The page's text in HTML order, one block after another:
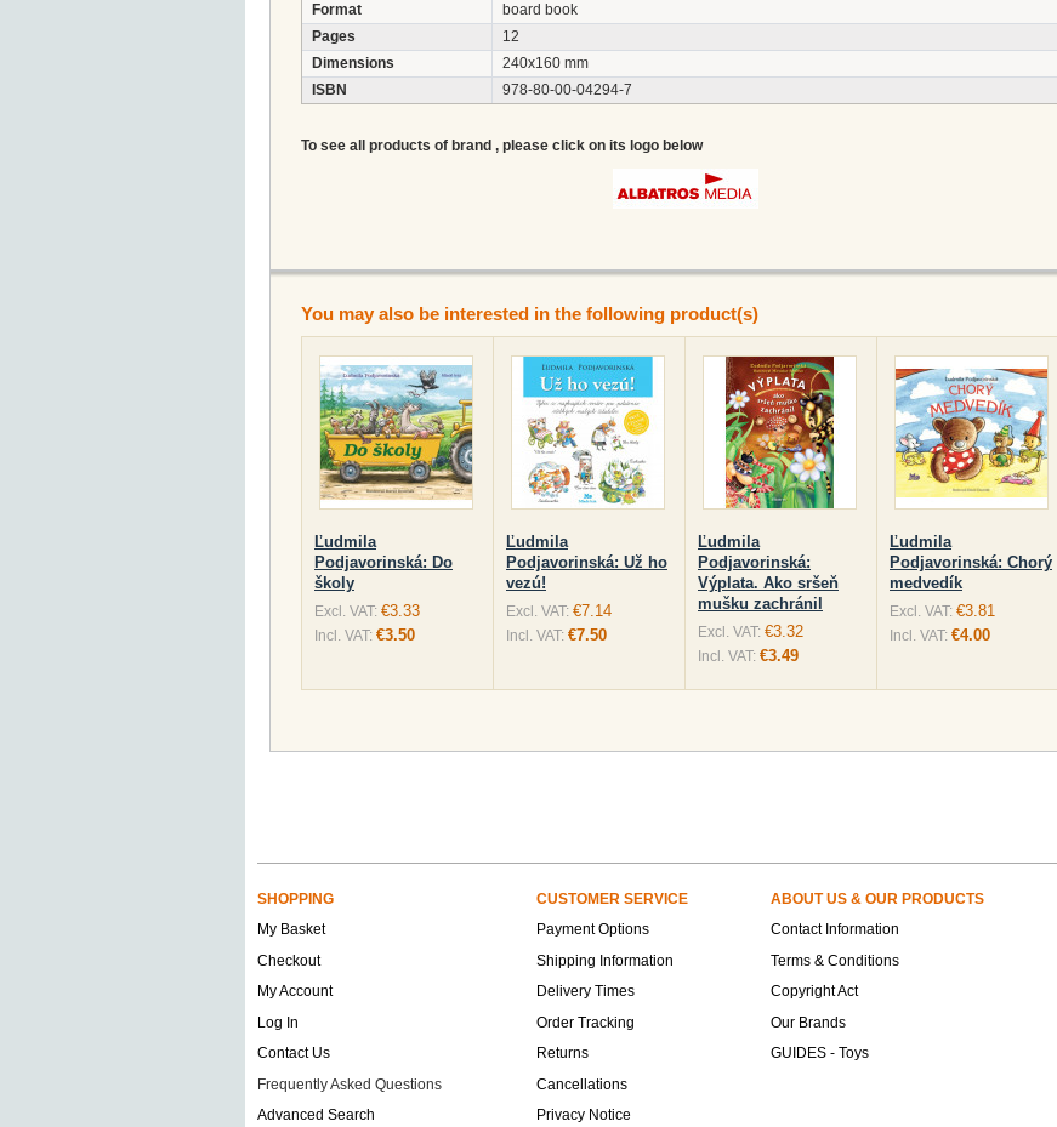
Format
board book
Pages
12
Dimensions
240x160 mm
ISBN
978-80-00-04294-7
To see all products of brand , please click on its logo below
You may also be interested in the following product(s)
Ľudmila
Podjavorinská: Do
školy
Excl. VAT: €3.33
Incl. VAT: €3.50
Ľudmila
Podjavorinská: Už ho
vezú!
Excl. VAT: €7.14
Incl. VAT: €7.50
Ľudmila
Podjavorinská:
Výplata. Ako sršeň
mušku zachránil
Excl. VAT: €3.32
Incl. VAT: €3.49
Ľudmila
Podjavorinská: Chorý
medvedík
Excl. VAT: €3.81
Incl. VAT: €4.00
SHOPPING CUSTOMER SERVICE ABOUT US & OUR PRODUCTS
My Basket Payment Options
Contact Information
Checkout
Shipping Information
Terms & Conditions
My Account
Delivery Times
Copyright Act
Log In
Order Tracking
Our Brands
Contact Us
Returns
GUIDES - Toys
Frequently Asked Questions
Cancellations
Advanced Search
Privacy Notice